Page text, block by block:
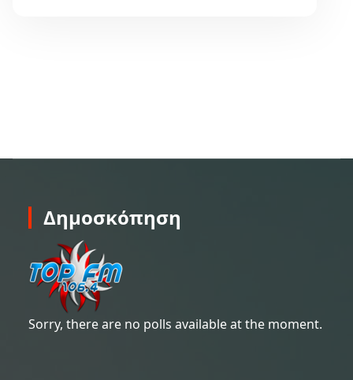
Δημοσκόπηση
Sorry, there are no polls available at the moment.